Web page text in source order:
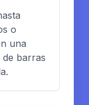
o
una
de barras